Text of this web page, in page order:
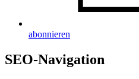
abonnieren
SEO-Navigation